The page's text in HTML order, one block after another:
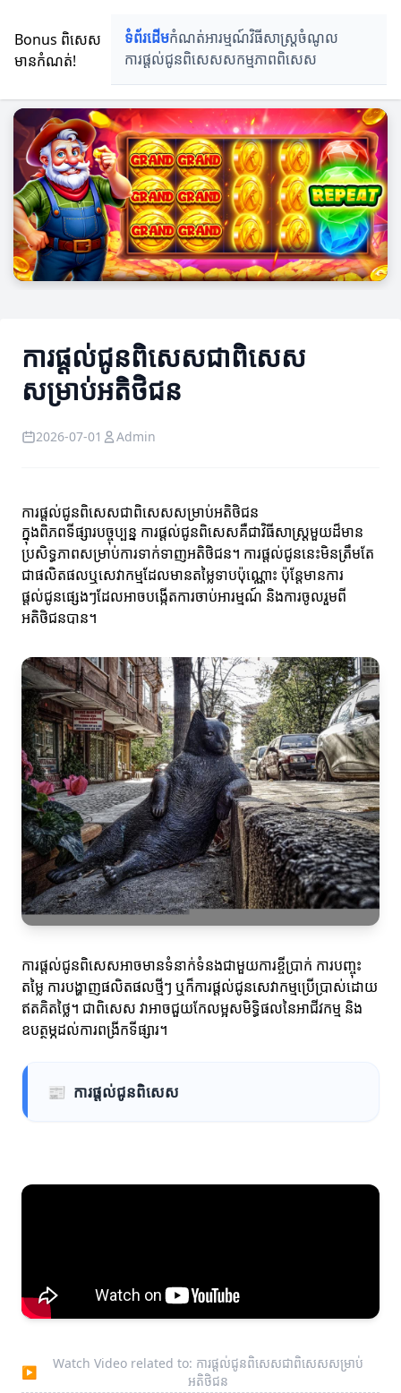
Bonus ពិសេស
មានកំណត់!
ទំព័រដើមកំណត់អារម្មណ៍វិធីសាស្រ្តចំណូល
ការផ្តល់ជូនពិសេសសកម្មភាពពិសេស
ការផ្តល់ជូនពិសេសជាពិសេស
សម្រាប់អតិថិជន
2026-07-01 Admin
ការផ្តល់ជូនពិសេសជាពិសេសសម្រាប់អតិថិជន
ក្នុងពិភពទីផ្សារបច្ចុប្បន្ន ការផ្តល់ជូនពិសេសគឺជាវិធីសាស្រ្តមួយដ៏មាន
ប្រសិទ្ធភាពសម្រាប់ការទាក់ទាញអតិថិជន។ ការផ្តល់ជូននេះមិនត្រឹមតែ
ជាផលិតផលឬសេវាកម្មដែលមានតម្លៃទាបប៉ុណ្ណោះ ប៉ុន្តែមានការ
ផ្តល់ជូនផ្សេងៗដែលអាចបង្កើតការចាប់អារម្មណ៍ និងការចូលរួមពី
អតិថិជនបាន។
ការផ្តល់ជូនពិសេសអាចមានទំនាក់ទំនងជាមួយការខ្ចីប្រាក់ ការបញ្ចុះ
តម្លៃ ការបង្ហាញផលិតផលថ្មីៗ ឬក៏ការផ្តល់ជូនសេវាកម្មប្រើប្រាស់ដោយ
ឥតគិតថ្លៃ។ ជាពិសេស វាអាចជួយកែលម្អសមិទ្ធិផលនៃអាជីវកម្ម និង
ឧបត្ថម្ភដល់ការពង្រីកទីផ្សារ។
📰 ការផ្តល់ជូនពិសេស
▶
Watch Video related to: ការផ្តល់ជូនពិសេសជាពិសេសសម្រាប់
អតិថិជន